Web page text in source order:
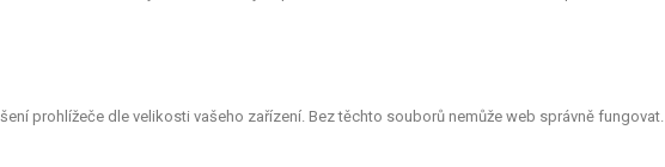
prohlížeče dle velikosti vašeho zařízení. Bez těchto souborů nemůže web správně fungovat.